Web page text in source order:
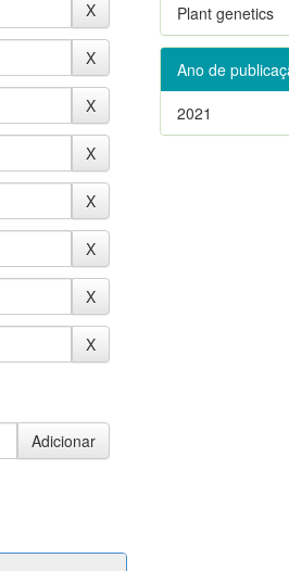
Plant genetics
Ano de
2021